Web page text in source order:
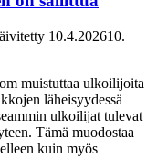
10.4.202610.
muistuttaa ulkoilijoita
läheisyydessä
ulkoilijat tulevat
Tämä muodostaa
kuin myös